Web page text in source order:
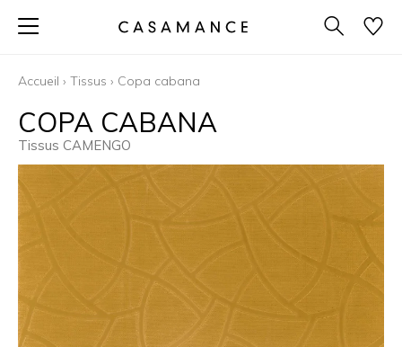
Accueil › Tissus › Copa cabana
COPA CABANA
Tissus CAMENGO